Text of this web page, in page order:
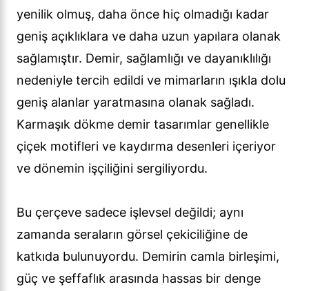
yenilik olmuş, daha önce hiç olmadığı kadar
geniş açıklıklara ve daha uzun yapılara olanak
sağlamıştır. Demir, sağlamlığı ve dayanıklılığı
nedeniyle tercih edildi ve mimarların ışıkla dolu
geniş alanlar yaratmasına olanak sağladı.
Karmaşık dökme demir tasarımlar genellikle
çiçek motifleri ve kaydırma desenleri içeriyor
ve dönemin işçiliğini sergiliyordu.
Bu çerçeve sadece işlevsel değildi; aynı
zamanda seraların görsel çekiciliğine de
katkıda bulunuyordu. Demirin camla birleşimi,
güç ve şeffaflık arasında hassas bir denge